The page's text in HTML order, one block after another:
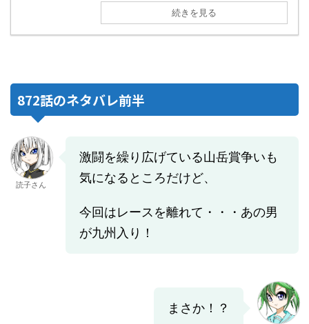
続きを見る
872話のネタバレ前半
読子さん
激闘を繰り広げている山岳賞争いも
気になるところだけど、
今回はレースを離れて・・・あの男
が九州入り！
まさか！？